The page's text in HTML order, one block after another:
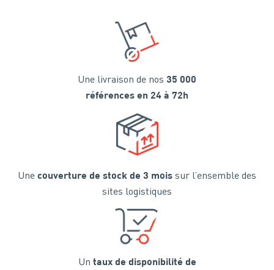
Une livraison de nos 35 000
références en 24 à 72h
Une couverture de stock de 3 mois sur l’ensemble des
sites logistiques
Un taux de disponibilité de